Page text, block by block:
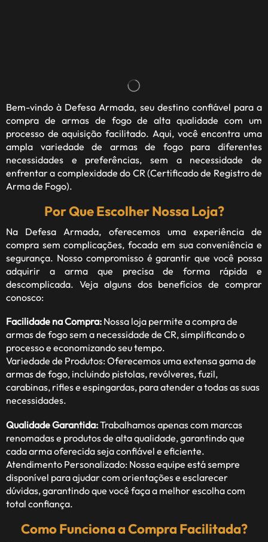
Bem-vindo à Defesa Armada, seu destino confiável para a
compra de armas de fogo de alta qualidade com um
processo de aquisição facilitado. Aqui, você encontra uma
ampla variedade de armas de fogo para diferentes
necessidades e preferências, sem a necessidade de
enfrentar a complexidade do CR (Certificado de Registro de
Arma de Fogo).
Por Que Escolher Nossa Loja?
Na Defesa Armada, oferecemos uma experiência de
compra sem complicações, focada em sua conveniência e
segurança. Nosso compromisso é garantir que você possa
adquirir a arma que precisa de forma rápida e
descomplicada. Veja alguns dos benefícios de comprar
conosco:
Facilidade na Compra: Nossa loja permite a compra de
armas de fogo sem a necessidade de CR, simplificando o
processo e economizando seu tempo.
Variedade de Produtos: Oferecemos uma extensa gama de
armas de fogo, incluindo pistolas, revólveres, fuzil,
carabinas, rifles e espingardas, para atender a todas as suas
necessidades.
Qualidade Garantida:Trabalhamos apenas com marcas
renomadas e produtos de alta qualidade, garantindo que
cada arma oferecida seja confiável e eficiente.
Atendimento Personalizado: Nossa equipe está sempre
disponível para ajudar com orientações e esclarecer
dúvidas, garantindo que você faça a melhor escolha com
total confiança.
Como Funciona a Compra Facilitada?